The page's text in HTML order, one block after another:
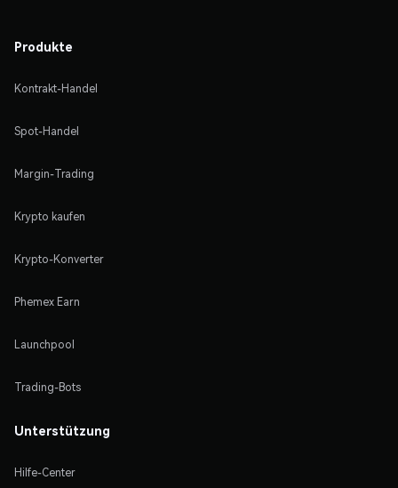
Produkte
Kontrakt-Handel
Spot-Handel
Margin-Trading
Krypto kaufen
Krypto-Konverter
Phemex Earn
Launchpool
Trading-Bots
Unterstützung
Hilfe-Center